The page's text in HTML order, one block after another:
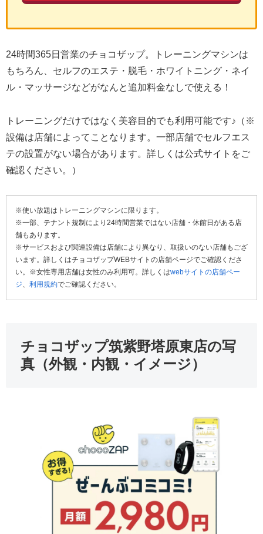
24時間365日営業のチョコザップ。トレーニングマシンは
もちろん、セルフのエステ・脱毛・ホワイトニング・ネイ
ル・マッサージなどがなんと追加料金なしで使える！
トレーニングだけではなく美容目的でも利用可能です♪（※
設備は店舗によってことなります。一部店舗でセルフエス
テの設置がない場合があります。詳しくは公式サイトをご
確認ください。）
※使い放題はトレーニングマシンに限ります。
※一部、テナント規制により24時間営業ではない店舗・休館日がある店
舗もあります。
※サービスおよび関連設備は店舗により異なり、取扱いのない店舗もござ
います。詳しくはチョコザップWEBサイトの店舗ページでご確認くださ
い。※女性専用店舗は女性のみ利用可。詳しくはwebサイトの店舗ペー
ジ、 利用規約でご確認ください。
チョコザップ筑紫野塔原東店の写
真（外観・内観・イメージ）